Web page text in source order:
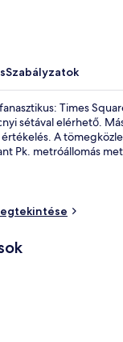
Szabályzatok
Times
sétával elérhető.
A
Pk. metróállomás